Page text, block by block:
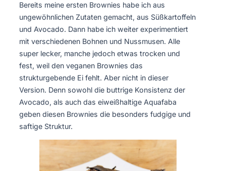
Bereits meine ersten Brownies habe ich aus
ungewöhnlichen Zutaten gemacht, aus Süßkartoffeln
und Avocado. Dann habe ich weiter experimentiert
mit verschiedenen Bohnen und Nussmusen. Alle
super lecker, manche jedoch etwas trocken und
fest, weil den veganen Brownies das
strukturgebende Ei fehlt. Aber nicht in dieser
Version. Denn sowohl die buttrige Konsistenz der
Avocado, als auch das eiweißhaltige Aquafaba
geben diesen Brownies die besonders fudgige und
saftige Struktur.